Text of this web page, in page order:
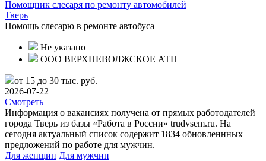
Помощник слесаря по ремонту автомобилей
Тверь
Помощь слесарю в ремонте автобуса
Не указано
ООО ВЕРХНЕВОЛЖСКОЕ АТП
от 15 до 30 тыс. руб.
2026-07-22
Смотреть
Информация о вакансиях получена от прямых работодателей
города Тверь из базы «Работа в России» trudvsem.ru. На
сегодня актуальный список содержит 1834 обновленнных
предложений по работе для мужчин.
Для женщин Для мужчин